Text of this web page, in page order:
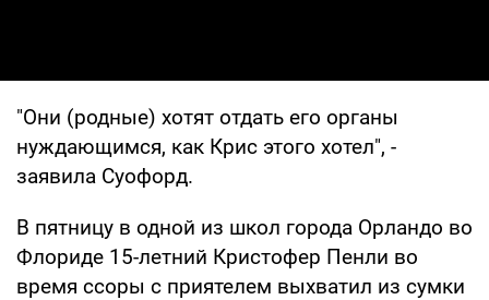
"Они (родные) хотят отдать его органы
нуждающимся, как Крис этого хотел", -
заявила Суофорд.
В пятницу в одной из школ города Орландо во
Флориде 15-летний Кристофер Пенли во
время ссоры с приятелем выхватил из сумки